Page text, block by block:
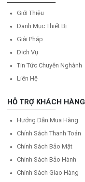
Giới Thiệu
Danh Mục Thiết Bị
Giải Pháp
Dịch Vụ
Tin Tức Chuyên Nghành
Liên Hệ
HỖ TRỢ KHÁCH HÀNG
Hướng Dẫn Mua Hàng
Chính Sách Thanh Toán
Chính Sách Bảo Mật
Chính Sách Bảo Hành
Chính Sách Giao Hàng